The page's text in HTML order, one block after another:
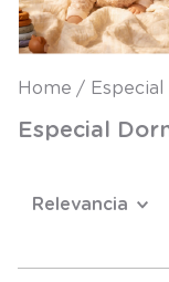
Especial
Relevancia
2.
calcetines
zapatillas
6
8.
saco dormir